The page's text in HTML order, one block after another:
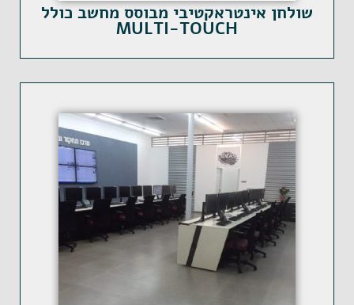
שולחן אינטראקטיבי מבוסס מחשב כולל
MULTI-TOUCH